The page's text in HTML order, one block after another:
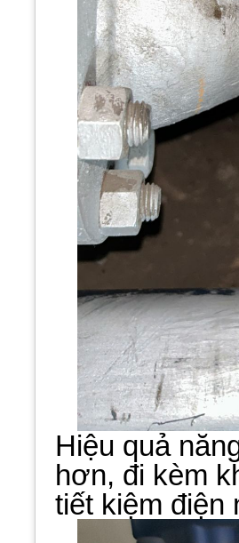
Hiệu quả
hơn, đi kèm
tiết kiệm điện